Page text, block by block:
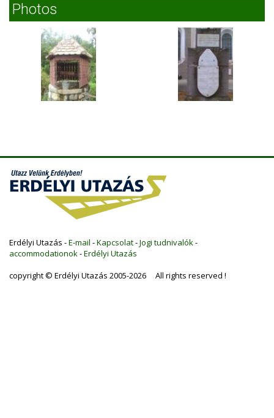
Photos
Erdélyi Utazás -E-mail -Kapcsolat-Jogi tudnivalók-
accommodationok-Erdélyi Utazás
copyright © Erdélyi Utazás 2005-2026 All rights reserved !